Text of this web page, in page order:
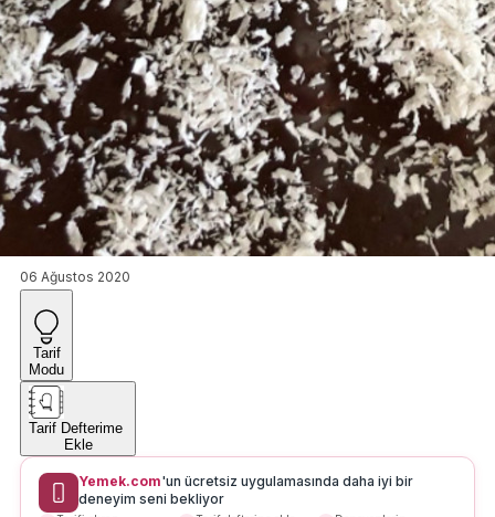
06 Ağustos 2020
Tarif
Modu
Tarif Defterime
Ekle
Yemek.com'un ücretsiz uygulamasında daha iyi bir
deneyim seni bekliyor